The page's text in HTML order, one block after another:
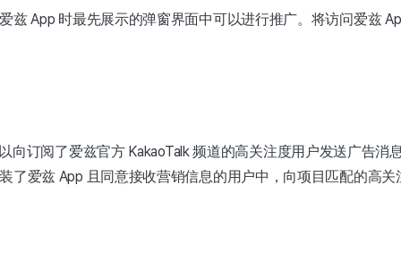
兹 App 时最先展示的弹窗界面中可以进行推广。将访问爱兹
向订阅了爱兹官方 KakaoTalk 频道的高关注度用户发送广告消
了爱兹 App 且同意接收营销信息的用户中，向项目匹配的高